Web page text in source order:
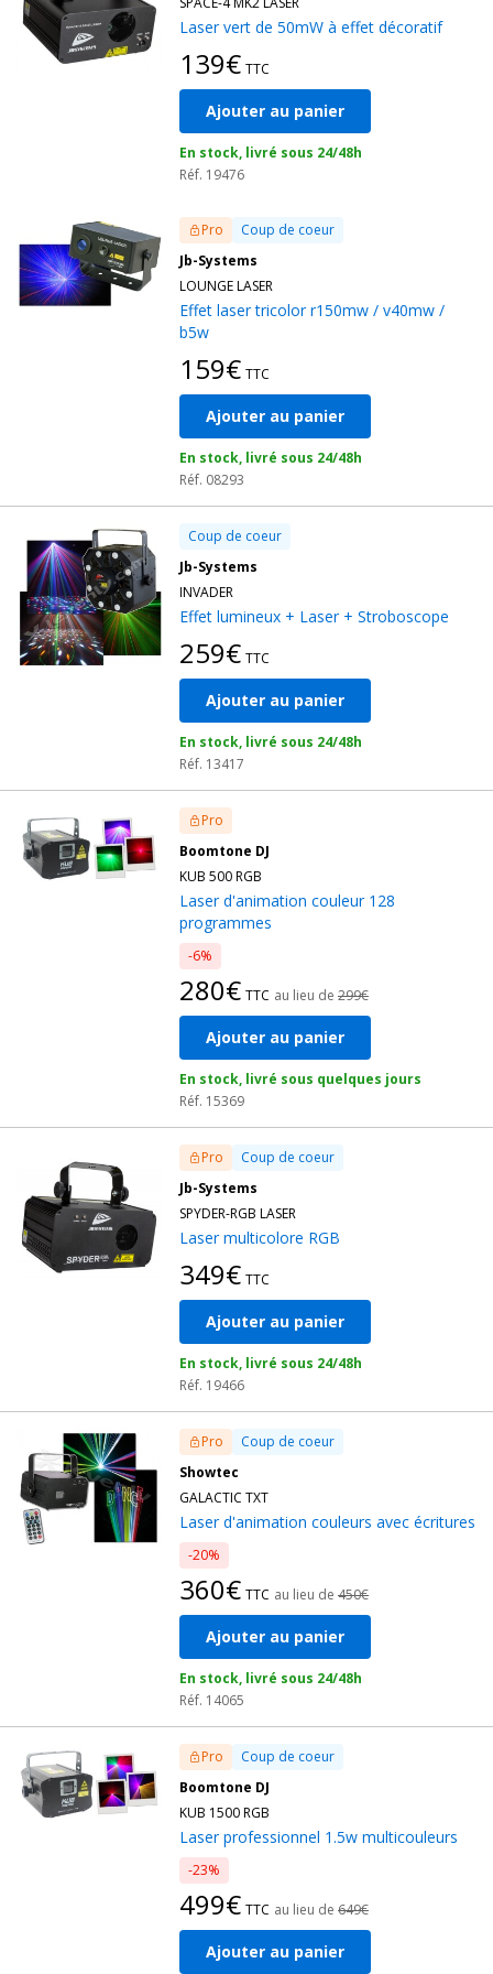
Laser vert de 50mW à effet décoratif
139€ TTC
Ajouter au panier
En stock, livré sous 24/48h
Réf. 19476
Pro
Coup de coeur
Jb-Systems
LOUNGE LASER
Effet laser tricolor r150mw / v40mw /
b5w
159€ TTC
Ajouter au panier
En stock, livré sous 24/48h
Réf. 08293
Coup de coeur
Jb-Systems
INVADER
Effet lumineux + Laser + Stroboscope
259€ TTC
Ajouter au panier
En stock, livré sous 24/48h
Réf. 13417
Pro
Boomtone DJ
KUB 500 RGB
Laser d'animation couleur 128
programmes
-6%
280€ TTC au lieu de 299€
Ajouter au panier
En stock, livré sous quelques jours
Réf. 15369
Pro
Coup de coeur
Jb-Systems
SPYDER-RGB LASER
Laser multicolore RGB
349€ TTC
Ajouter au panier
En stock, livré sous 24/48h
Réf. 19466
Pro
Coup de coeur
Showtec
GALACTIC TXT
Laser d'animation couleurs avec écritures
-20%
360€ TTC au lieu de 450€
Ajouter au panier
En stock, livré sous 24/48h
Réf. 14065
Pro
Coup de coeur
Boomtone DJ
KUB 1500 RGB
Laser professionnel 1.5w multicouleurs
-23%
499€ TTC au lieu de 649€
Ajouter au panier